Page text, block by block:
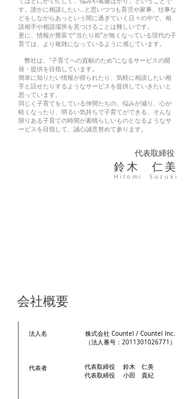
す。誰かに相談したい…と思いつつも育児や家事、仕事な
どをしながらあっという間に過ぎていく日々の中で、相
談相手や相談場所を見つけることは難しいです。
更に、情報が豊富で“当たり前”が無くなっている現代の子
育ては、より複雑になっているように感じています。
弊社は、"子育てへの貢献のため"になるサービスの開
発・提供を目指しています。
簡単に知りたい情報が得られたり、気軽に相談したい相
手と話せたりするようなサービスを提供していきたいと
思っています。
同じく子育てをしている仲間たちの、悩みが減り、心が
軽くなったり、明るい気持ちで子育てができる、そんな
限りある子育ての時間が素晴らしいものとなるようなサ
ービスを目指して、誠心誠意努めて参ります。
代表取締役
鈴木 仁美
Hitomi Suzuki
会社概要
法人名
株式会社 Countel / Countel Inc.
（法人番号：2011301026771）
代表者 代表取締役 鈴木 仁美
代表取締役 小田 貴紀